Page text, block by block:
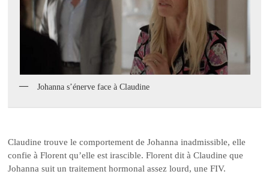
Johanna s’énerve face à Claudine
Claudine trouve le comportement de Johanna inadmissible, elle
confie à Florent qu’elle est irascible. Florent dit à Claudine que
Johanna suit un traitement hormonal assez lourd, une FIV.